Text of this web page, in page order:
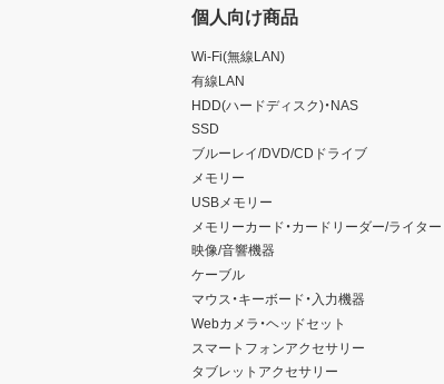
個人向け商品
Wi-Fi(無線LAN)
有線LAN
HDD(ハードディスク)・NAS
SSD
ブルーレイ/DVD/CDドライブ
メモリー
USBメモリー
メモリーカード・カードリーダー/ライター
映像/音響機器
ケーブル
マウス・キーボード・入力機器
Webカメラ・ヘッドセット
スマートフォンアクセサリー
タブレットアクセサリー